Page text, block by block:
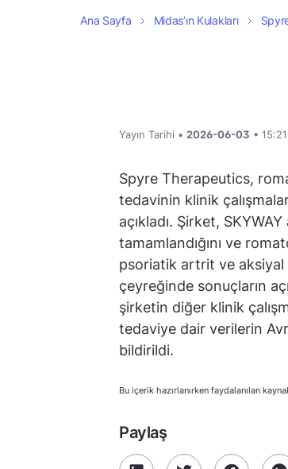
Ana Sayfa Midas’ın Kulakları
Yayın Tarihi • 2026-06-03 •
Spyre Therapeutics,
tedavinin klinik
açıkladı. Şirket, SKYWAY
tamamlandığını ve
psoriatik artrit ve aksiyal
çeyreğinde sonuçların
şirketin diğer klinik
tedaviye dair verilerin
bildirildi.
Bu içerik hazırlanırken faydalanılan
Paylaş